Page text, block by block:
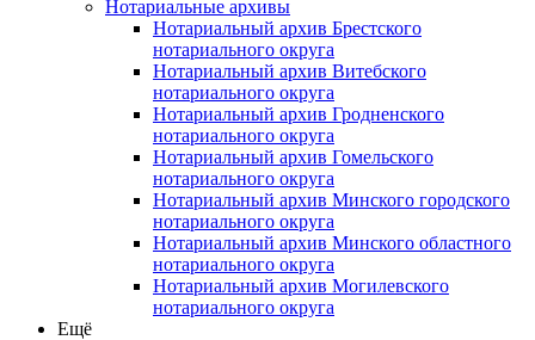
Нотариальные архивы
Нотариальный архив Брестского
нотариального округа
Нотариальный архив Витебского
нотариального округа
Нотариальный архив Гродненского
нотариального округа
Нотариальный архив Гомельского
нотариального округа
Нотариальный архив Минского городского
нотариального округа
Нотариальный архив Минского областного
нотариального округа
Нотариальный архив Могилевского
нотариального округа
Ещё